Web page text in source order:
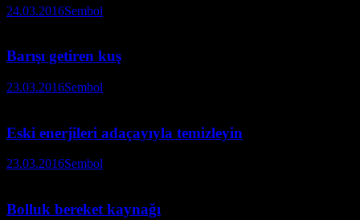
24.03.2016Sembol
Barışı getiren kuş
23.03.2016Sembol
Eski enerjileri adaçayıyla temizleyin
23.03.2016Sembol
Bolluk bereket kaynağı